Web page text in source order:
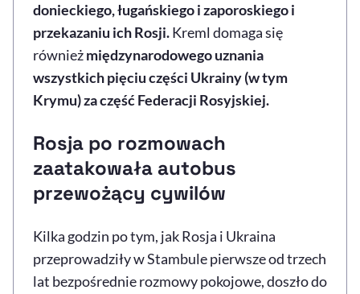
donieckiego, ługańskiego i zaporoskiego i
przekazaniu ich Rosji.Kreml domaga się
równieżmiędzynarodowego uznania
wszystkich pięciu części Ukrainy (w tym
Krymu) za część Federacji Rosyjskiej.
Rosja po rozmowach
zaatakowała autobus
przewożący cywilów
Kilka godzin po tym, jak Rosja i Ukraina
przeprowadziły w Stambule pierwsze od trzech
lat bezpośrednie rozmowy pokojowe, doszło do